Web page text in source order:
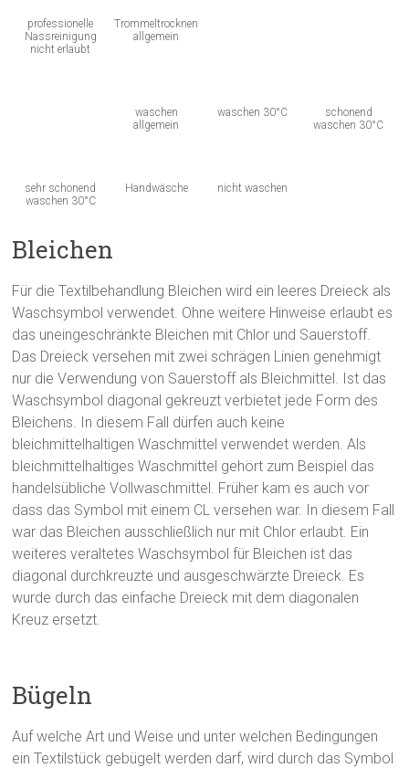
professionelle
Nassreinigung
nicht erlaubt
Trommeltrocknen
allgemein
waschen
allgemein
waschen 30°C
schonend
waschen 30°C
sehr schonend
waschen 30°C
Handwäsche nicht waschen
Bleichen
Für die Textilbehandlung Bleichen wird ein leeres Dreieck als
Waschsymbol verwendet. Ohne weitere Hinweise erlaubt es
das uneingeschränkte Bleichen mit Chlor und Sauerstoff.
Das Dreieck versehen mit zwei schrägen Linien genehmigt
nur die Verwendung von Sauerstoff als Bleichmittel. Ist das
Waschsymbol diagonal gekreuzt verbietet jede Form des
Bleichens. In diesem Fall dürfen auch keine
bleichmittelhaltigen Waschmittel verwendet werden. Als
bleichmittelhaltiges Waschmittel gehört zum Beispiel das
handelsübliche Vollwaschmittel. Früher kam es auch vor
dass das Symbol mit einem CL versehen war. In diesem Fall
war das Bleichen ausschließlich nur mit Chlor erlaubt. Ein
weiteres veraltetes Waschsymbol für Bleichen ist das
diagonal durchkreuzte und ausgeschwärzte Dreieck. Es
wurde durch das einfache Dreieck mit dem diagonalen
Kreuz ersetzt.
Bügeln
Auf welche Art und Weise und unter welchen Bedingungen
ein Textilstück gebügelt werden darf, wird durch das Symbol